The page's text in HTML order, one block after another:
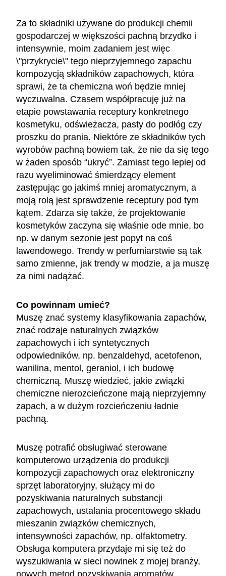
Za to składniki używane do produkcji chemii
gospodarczej w większości pachną brzydko i
intensywnie, moim zadaniem jest więc
\"przykrycie\" tego nieprzyjemnego zapachu
kompozycją składników zapachowych, która
sprawi, że ta chemiczna woń będzie mniej
wyczuwalna. Czasem współpracuję już na
etapie powstawania receptury konkretnego
kosmetyku, odświeżacza, pasty do podłóg czy
proszku do prania. Niektóre ze składników tych
wyrobów pachną bowiem tak, że nie da się tego
w żaden sposób “ukryć”. Zamiast tego lepiej od
razu wyeliminować śmierdzący element
zastępując go jakimś mniej aromatycznym, a
moją rolą jest sprawdzenie receptury pod tym
kątem. Zdarza się także, że projektowanie
kosmetyków zaczyna się właśnie ode mnie, bo
np. w danym sezonie jest popyt na coś
lawendowego. Trendy w perfumiarstwie są tak
samo zmienne, jak trendy w modzie, a ja muszę
za nimi nadążać.
Co powinnam umieć?
Muszę znać systemy klasyfikowania zapachów,
znać rodzaje naturalnych związków
zapachowych i ich syntetycznych
odpowiedników, np. benzaldehyd, acetofenon,
wanilina, mentol, geraniol, i ich budowę
chemiczną. Muszę wiedzieć, jakie związki
chemiczne nierozcieńczone mają nieprzyjemny
zapach, a w dużym rozcieńczeniu ładnie
pachną.
Muszę potrafić obsługiwać sterowane
komputerowo urządzenia do produkcji
kompozycji zapachowych oraz elektroniczny
sprzęt laboratoryjny, służący mi do
pozyskiwania naturalnych substancji
zapachowych, ustalania procentowego składu
mieszanin związków chemicznych,
intensywności zapachów, np. olfaktometry.
Obsługa komputera przydaje mi się też do
wyszukiwania w sieci nowinek z mojej branży,
nowych metod pozyskiwania aromatów.